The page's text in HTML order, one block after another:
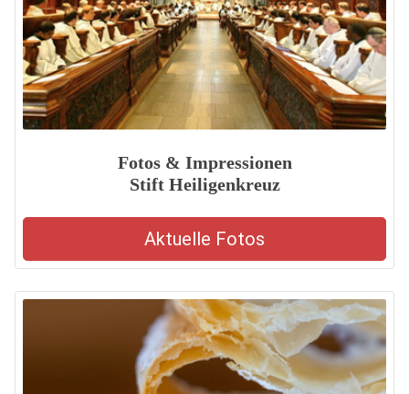
Fotos & Impressionen
Stift Heiligenkreuz
Aktuelle Fotos